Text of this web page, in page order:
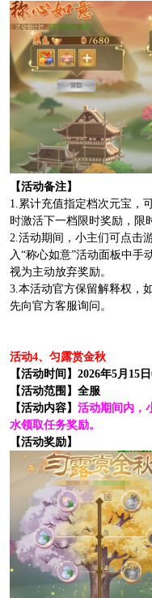
【活动备注】
1.累计充值指定档次元宝，
时激活下一档限时奖励，限
2.活动期间，小主们可点击
入“称心如意”活动面板中手
视为主动放弃奖励。
3.本活动官方保留解释权，
先向官方客服询问。
活动4、匀露赏金秋
【活动时间】2026年5月15
【活动范围】全服
【活动内容】 活动期间内，
水领取任务奖励。
【活动奖励】